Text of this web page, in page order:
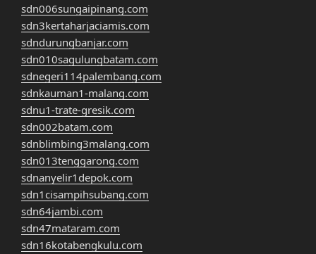
sdn006sungaipinang.com
sdn3kertaharjaciamis.com
sdndurungbanjar.com
sdn010sagulungbatam.com
sdnegeri114palembang.com
sdnkauman1-malang.com
sdnu1-trate-gresik.com
sdn002batam.com
sdnblimbing3malang.com
sdn013tenggarong.com
sdnanyelir1depok.com
sdn1cisampihsubang.com
sdn64jambi.com
sdn47mataram.com
sdn16kotabengkulu.com